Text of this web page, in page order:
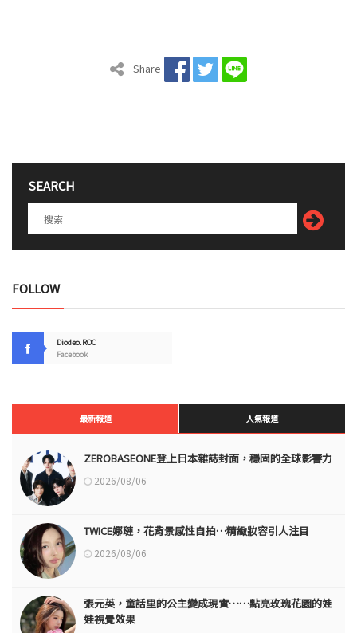
Share
SEARCH
FOLLOW
Diodeo.ROC
Facebook
最新報道 人氣報道
ZEROBASEONE登上日本雜誌封面，穩固的全球影響力
2026/08/06
TWICE娜璉，花背景感性自拍…精緻妝容引人注目
2026/08/06
張元英，童話里的公主變成現實……點亮玫瑰花園的娃
娃視覺效果